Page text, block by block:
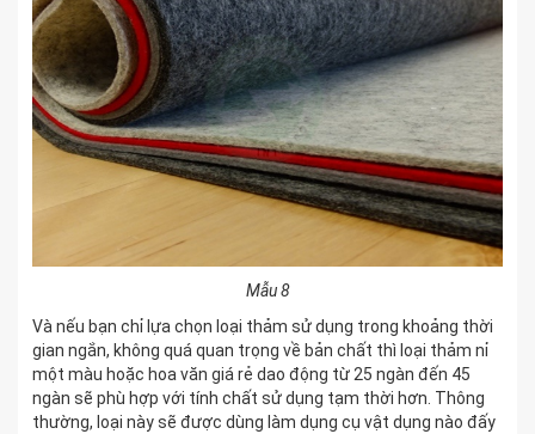
Mẫu 8
Và nếu bạn chỉ lựa chọn loại thảm sử dụng trong khoảng thời
gian ngắn, không quá quan trọng về bản chất thì loại thảm nỉ
một màu hoặc hoa văn giá rẻ dao động từ 25 ngàn đến 45
ngàn sẽ phù hợp với tính chất sử dụng tạm thời hơn. Thông
thường, loại này sẽ được dùng làm dụng cụ vật dụng nào đấy